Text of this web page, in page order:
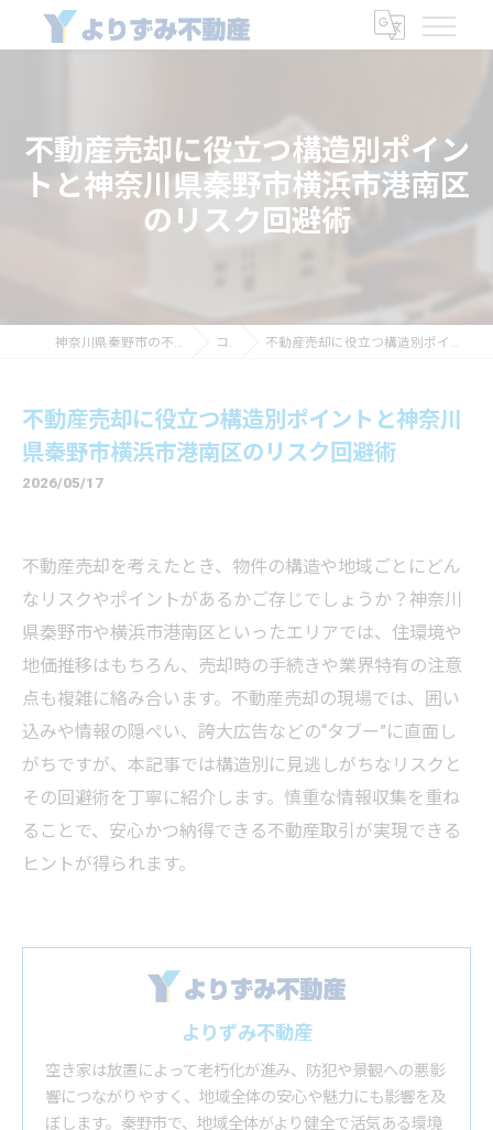
不動産売却に役立つ構造別ポイン
トと神奈川県秦野市横浜市港南区
のリスク回避術
神奈川県秦野市の不動産なら有限会社よりずみ商会 コラム 不動産売却に役立つ構造別ポイントと神奈川県秦野市横浜市港南区のリスク回避術
不動産売却に役立つ構造別ポイントと神奈川
県秦野市横浜市港南区のリスク回避術
2026/05/17
不動産売却を考えたとき、物件の構造や地域ごとにどん
なリスクやポイントがあるかご存じでしょうか？神奈川
県秦野市や横浜市港南区といったエリアでは、住環境や
地価推移はもちろん、売却時の手続きや業界特有の注意
点も複雑に絡み合います。不動産売却の現場では、囲い
込みや情報の隠ぺい、誇大広告などの“タブー”に直面し
がちですが、本記事では構造別に見逃しがちなリスクと
その回避術を丁寧に紹介します。慎重な情報収集を重ね
ることで、安心かつ納得できる不動産取引が実現できる
ヒントが得られます。
よりずみ不動産
空き家は放置によって老朽化が進み、防犯や景観への悪影
響につながりやすく、地域全体の安心や魅力にも影響を及
ぼします。秦野市で、地域全体がより健全で活気ある環境